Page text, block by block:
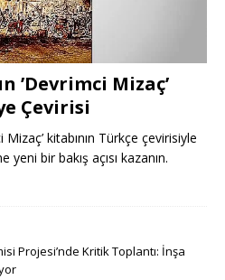
’Devrimci Mizaç’
Çevirisi
kitabının Türkçe çevirisiyle
bir bakış açısı kazanın.
Projesi’nde Kritik Toplantı: İnşa